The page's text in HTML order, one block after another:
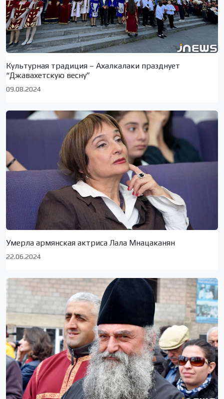
Культурная традиция – Ахалкалаки празднует
“Джавахетскую весну”
09.08.2024
Умерла армянская актриса Лала Мнацаканян
22.06.2024